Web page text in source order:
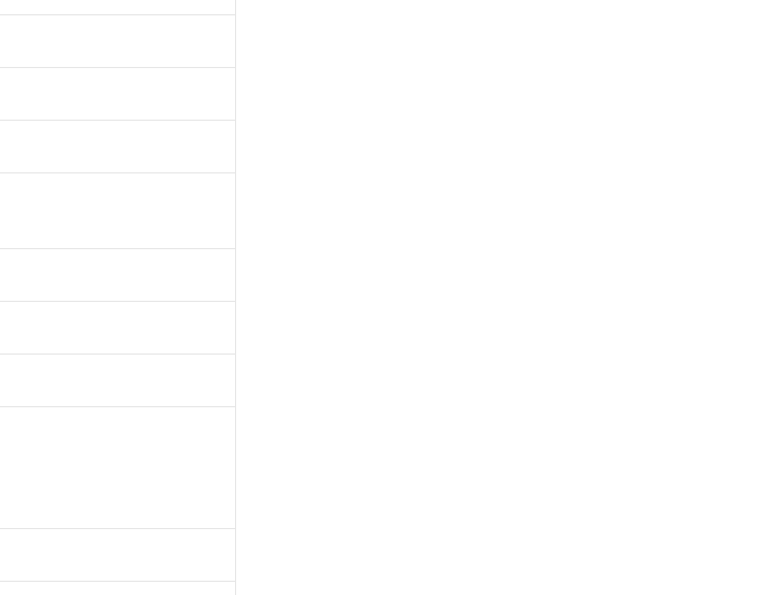
ださい。
した製品に切り替える予定のある商品です。
非対応の商品で、対応品を出す予定はありません。
対応状況を調査中または確認中の商品です。
無と関係のない商品です。
、含有品と判明した場合などやむを得ず変更すること
以下、ポリ臭化ジフェニルエーテル類(PBDE) 1000ppm以下、
超えていることを示します。
ください。
本国政府の輸出許可(または役務取引許可)を取得する